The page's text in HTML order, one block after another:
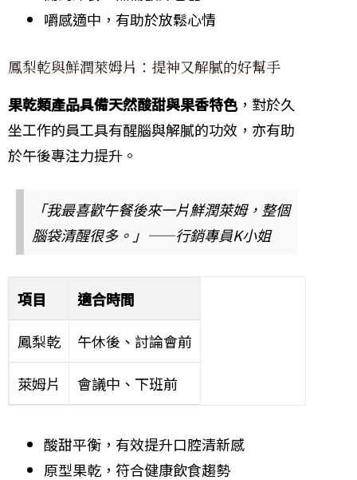
嚼感適中，有助於放鬆心情
鳳梨乾與鮮潤萊姆片：提神又解膩的好幫手
果乾類產品具備天然酸甜與果香特色，對於久
坐工作的員工具有醒腦與解膩的功效，亦有助
於午後專注力提升。
「我最喜歡午餐後來一片鮮潤萊姆，整個
腦袋清醒很多。」——行銷專員K小姐
項目 適合時間
鳳梨乾 午休後、討論會前
萊姆片 會議中、下班前
酸甜平衡，有效提升口腔清新感
原型果乾，符合健康飲食趨勢